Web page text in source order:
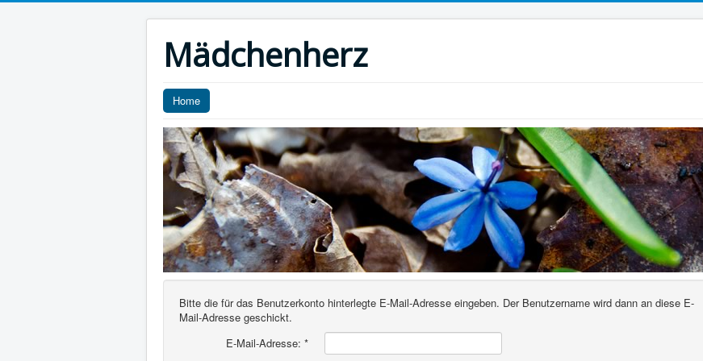
Mädchenherz
Home
Bitte die für das Benutzerkonto hinterlegte E-Mail-Adresse eingeben. Der Benutzername wird dann an diese E-
Mail-Adresse geschickt.
E-Mail-Adresse: *